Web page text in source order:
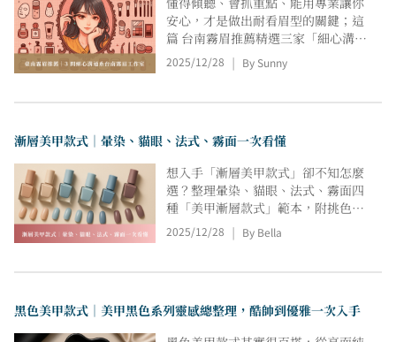
懂得傾聽、會抓重點、能用專業讓你
安心，才是做出耐看眉型的關鍵；這
篇 台南霧眉推薦精選三家「細心溝
通、設計講究」的店家，不只是幫你
畫出眉型，而是能透過諮詢、比例設
2025/12/28 By Sunny
漸層美甲款式｜暈染、貓眼、法式、霧面一次看懂
想入手「漸層美甲款式」卻不知怎麼
選？整理暈染、貓眼、法式、霧面四
種「美甲漸層款式」範本，附挑色心
法、款式重點與店家作品連結；從通
勤到宴會一篇看懂，安心挑款預約，
比對、精準下單。
2025/12/28 By Bella
黑色美甲款式｜美甲黑色系列靈感總整理，酷帥到優雅一次入手